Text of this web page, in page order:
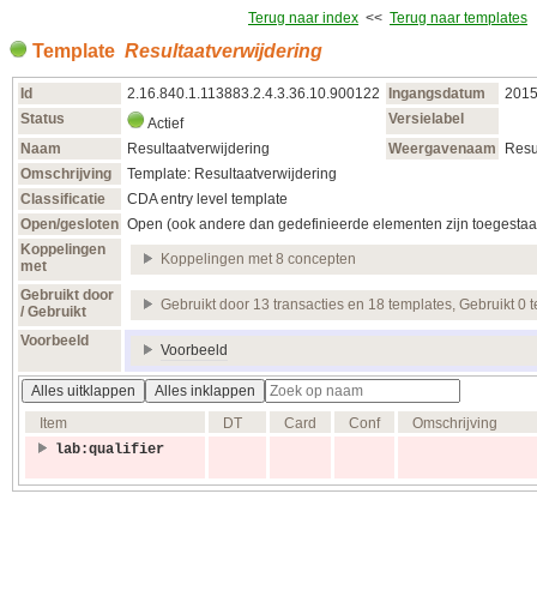
Terug naar index << Terug naar templates
Template Resultaatverwijdering
Id 2.16.840.1.113883.2.4.3.36.10.900122 Ingangsdatum
Status
Actief
Versielabel
Naam
Resultaatverwijdering Weergavenaam
Omschrijving
Template: Resultaatverwijdering
Classificatie
CDA entry level template
Open/gesloten Open (ook andere dan gedefinieerde elementen zijn
Koppelingen
met
Koppelingen met 8 concepten
Gebruikt door
/ Gebruikt
Gebruikt door 13 transacties en 18 templates, Gebruikt 0
Voorbeeld
Voorbeeld
Alles uitklappen
Alles inklappen
Item
DT Card Conf
Omschrijving
lab:qualifier